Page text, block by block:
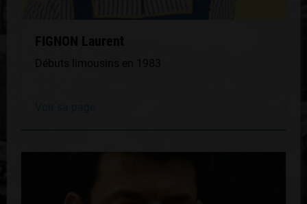
FIGNON Laurent
Débuts limousins en 1983